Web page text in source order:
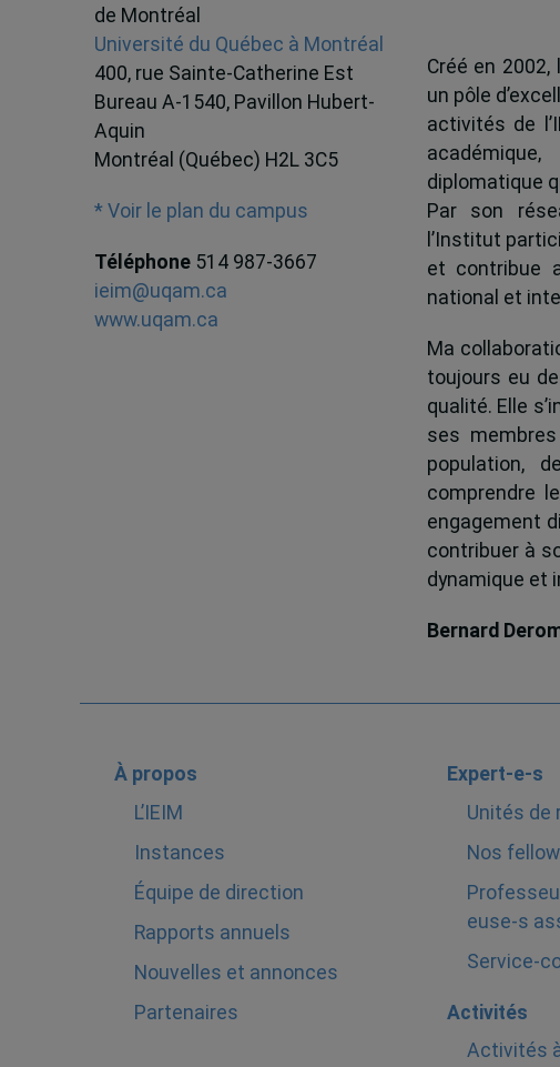
de Montréal
Université du Québec à Montréal
400, rue Sainte-Catherine Est
Bureau A-1540, Pavillon Hubert-
Aquin
Montréal (Québec) H2L 3C5
* Voir le plan du campus
Téléphone 514 987-3667
ieim@uqam.ca
www.uqam.ca
Créé en
un pôle
activités de
diplomatique
Par son
l’Institut
et contribue
national et
Ma
toujours eu
qualité. Elle
ses
population,
comprendre
engagement
contribuer à
dynamique et
Bernard
À propos
L’IEIM
Instances
Équipe de direction
Rapports annuels
Nouvelles et annonces
Partenaires
Expert-e-s
Unités de
Nos
euse-s
Service-
Activités
Activités